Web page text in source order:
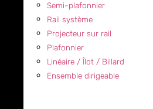
Semi-plafonnier
Rail système
Projecteur sur rail
Plafonnier
Linéaire / Îlot / Billard
Ensemble dirigeable